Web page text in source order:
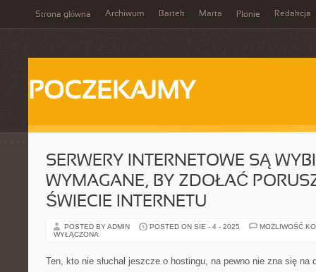
Strona główna Archiwum Bartek Marta Płonie Redakcja
POCZEKAJMY
SERWERY INTERNETOWE SĄ
WYMAGANE, BY ZDOŁAĆ
ŚWIECIE INTERNETU
POSTED BY ADMIN POSTED ON SIE - 4 - 2025
MOŻLIWOŚĆ
WYŁĄCZONA
Ten, kto nie słuchał jeszcze o hostingu, na pewno nie zna się na